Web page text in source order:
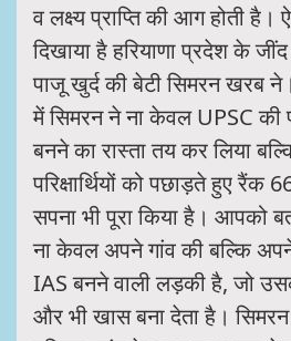
व लक्ष्य प्राप्ति की आग होती
दिखाया है हरियाणा प्रदेश के
पाजू खुर्द की बेटी सिमरन खरब
में सिमरन ने ना केवल UPSC की
बनने का रास्ता तय कर लिया
परिक्षार्थियों को पछाड़ते हुए
सपना भी पूरा किया है। आपको
ना केवल अपने गांव की बल्कि
IAS बनने वाली लड़की है, जो
और भी खास बना देता है।